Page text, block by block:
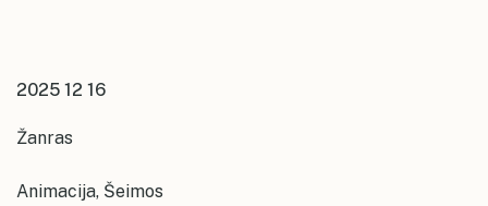
Akmenės kultūros namai
2025 12 16
Žanras
Animacija, Šeimos